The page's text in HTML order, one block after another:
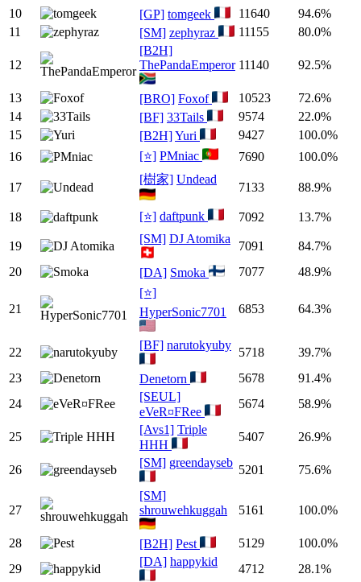
10
[GP] tomgeek 11640
94.6%
11
[SM] zephyraz 11155 80.0%
12
[B2H]
ThePandaEmperor 11140 92.5%
13 [BRO] Foxof 10523
72.6%
14
[BF] 33Tails 9574
22.0%
15
[B2H]Yuri 9427
100.0%
16
[⭐] PMniac 7690 100.0%
17
[樹家] Undead
7133 88.9%
18 [⭐] daftpunk 7092 13.7%
19
[SM] DJ Atomika
7091
84.7%
20
[DA] Smoka 7077 48.9%
21
[⭐]
HyperSonic7701
6853 64.3%
22
[BF] narutokyuby
5718
39.7%
23
Denetorn 5678
91.4%
24
[SEUL]
eVeR¤FRee
5674 58.9%
25
[Avs1] Triple
HHH
5407 26.9%
26
[SM] greendayseb
5201 75.6%
27
[SM]
shrouwehkuggah
5161 100.0%
28 [B2H] Pest 5129
100.0%
29
[DA] happykid
4712 28.1%